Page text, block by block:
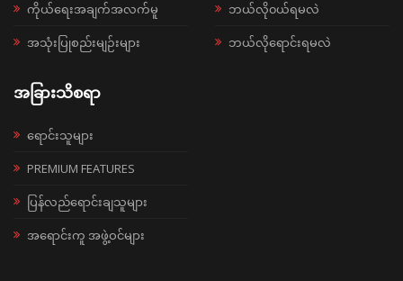
ကိုယ်ရေးအချက်အလက်မူ
အသုံးပြုစည်းမျဉ်းများ
ဘယ်လို၀ယ်ရမလဲ
ဘယ်လိုရောင်းရမလဲ
အခြားသိစရာ
ရောင်းသူများ
PREMIUM FEATURES
ပြန်လည်ရောင်းချသူများ
အရောင်းကူ အဖွဲ့ဝင်များ